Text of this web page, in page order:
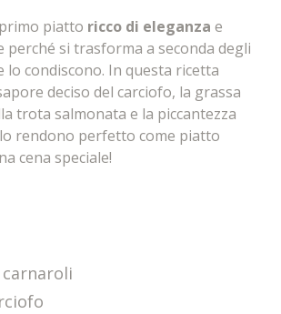
piatto ricco di eleganza e
perché si trasforma a seconda degli
lo condiscono. In questa ricetta
deciso del carciofo, la grassa
trota salmonata e la piccantezza
rendono perfetto come piatto
cena speciale!